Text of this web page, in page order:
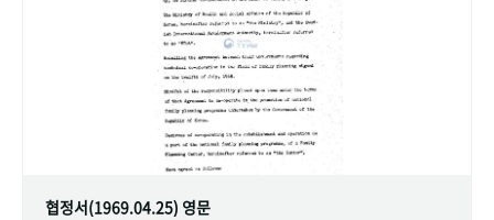
협정서(1969.04.25) 영문